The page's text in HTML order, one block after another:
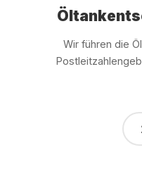
Wir führen die